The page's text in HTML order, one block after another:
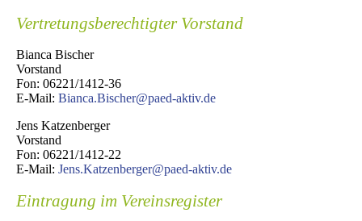
Vertretungsberechtigter Vorstand
Bianca Bischer
Vorstand
Fon: 06221/1412-36
E-Mail: Bianca.Bischer@paed-aktiv.de
Jens Katzenberger
Vorstand
Fon: 06221/1412-22
E-Mail: Jens.Katzenberger@paed-aktiv.de
Eintragung im Vereinsregister